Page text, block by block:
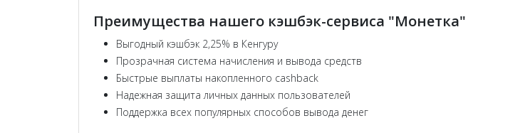
Преимущества нашего кэшбэк-сервиса "Монетка"
Выгодный кэшбэк 2,25% в Кенгуру
Прозрачная система начисления и вывода средств
Быстрые выплаты накопленного cashback
Надежная защита личных данных пользователей
Поддержка всех популярных способов вывода денег